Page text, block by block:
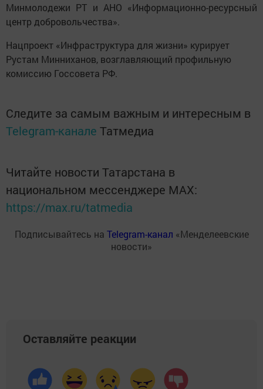
Минмолодежи РТ и АНО «Информационно-ресурсный
центр добровольчества».
Нацпроект «Инфраструктура для жизни» курирует
Рустам Минниханов, возглавляющий профильную
комиссию Госсовета РФ.
Следите за самым важным и интересным в
Telegram-канале Татмедиа
Читайте новости Татарстана в
национальном мессенджере MАХ:
https://max.ru/tatmedia
Подписывайтесь на Telegram-канал «Менделеевские
новости»
Оставляйте реакции